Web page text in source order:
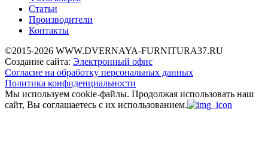
Статьи
Производители
Контакты
©2015-2026 WWW.DVERNAYA-FURNITURA37.RU
Создание сайта: Электронный офис
Согласие на обработку персональных данных
Политика конфиденциальности
Мы используем cookie-файлы. Продолжая использовать наш
сайт, Вы соглашаетесь с их использованием.